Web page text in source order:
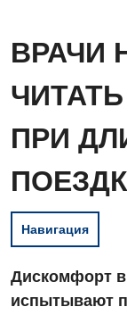
ВРАЧИ
ПРИ
Навигация
Дискомфорт в
испытывают